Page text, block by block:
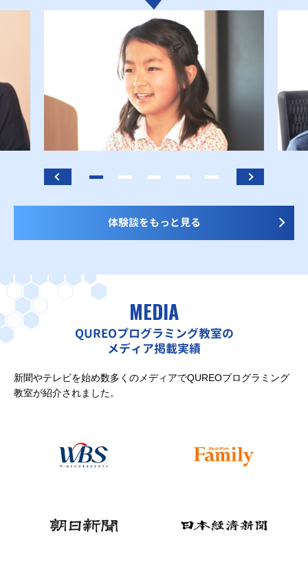
体験談をもっと見る
MEDIA
QUREOプログラミング教室の
メディア掲載実績
新聞やテレビを始め数多くのメディアでQUREOプログラミング
教室が紹介されました。